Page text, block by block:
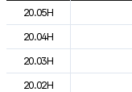
도시별 기상실황표로 지
20.05H
20.04H
20.03H
20.02H